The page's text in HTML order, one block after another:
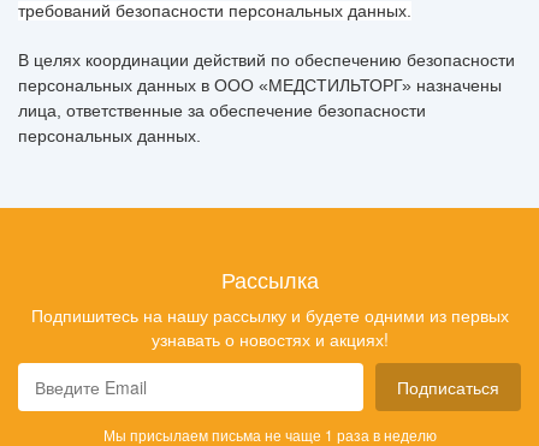
требований безопасности персональных данных.
В целях координации действий по обеспечению безопасности
персональных данных в ООО «МЕДСТИЛЬТОРГ» назначены
лица, ответственные за обеспечение безопасности
персональных данных.
Рассылка
Подпишитесь на нашу рассылку и будете одними из первых
узнавать о новостях и акциях!
Подписаться
Мы присылаем письма не чаще 1 раза в неделю